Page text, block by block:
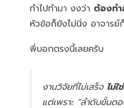
ทำไปทำมา งงว่า ต้องท
หัวข้อก็ยังไม่นิ่ง อาจารย์
พี่บอกตรงนี้เลยครับ
งานวิจัยที่ไม่เสร็จ ไม่ใ
แต่เพราะ “ลำดับขั้นต